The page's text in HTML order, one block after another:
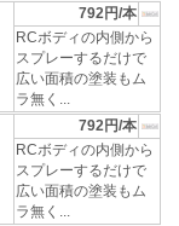
792円/本
RCボディの内側から
スプレーするだけで
広い面積の塗装もム
ラ無く...
792円/本
RCボディの内側から
スプレーするだけで
広い面積の塗装もム
ラ無く...